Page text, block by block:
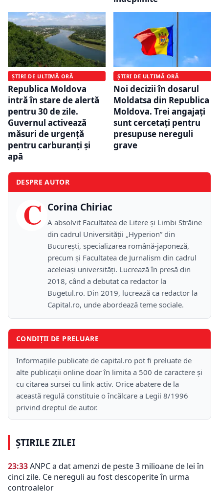
ȘTIRI DE ULTIMĂ ORĂ
Republica Moldova
intră în stare de alertă
pentru 30 de zile.
Guvernul activează
măsuri de urgență
pentru carburanți și
apă
ȘTIRI DE ULTIMĂ ORĂ
Noi decizii în dosarul
Moldatsa din Republica
Moldova. Trei angajați
sunt cercetați pentru
presupuse nereguli
grave
DESPRE AUTOR
C Corina Chiriac
A absolvit Facultatea de Litere și Limbi Străine
din cadrul Universității „Hyperion” din
București, specializarea română-japoneză,
precum și Facultatea de Jurnalism din cadrul
aceleiași universități. Lucrează în presă din
2018, când a debutat ca redactor la
Bugetul.ro. Din 2019, lucrează ca redactor la
Capital.ro, unde abordează teme sociale.
CONDIȚII DE PRELUARE
Informațiile publicate de capital.ro pot fi preluate de
alte publicații online doar în limita a 500 de caractere și
cu citarea sursei cu link activ. Orice abatere de la
această regulă constituie o încălcare a Legii 8/1996
privind dreptul de autor.
ȘTIRILE ZILEI
23:33ANPC a dat amenzi de peste 3 milioane de lei în
cinci zile. Ce nereguli au fost descoperite în urma
controalelor